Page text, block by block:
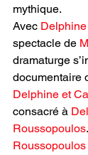
mythique.
Avec
spectacle de
dramaturge
documentaire
Delphine et
consacré à
Roussopoulos
Roussopoulos